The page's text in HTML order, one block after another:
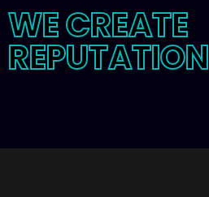
WE CREATE
REPUTATION